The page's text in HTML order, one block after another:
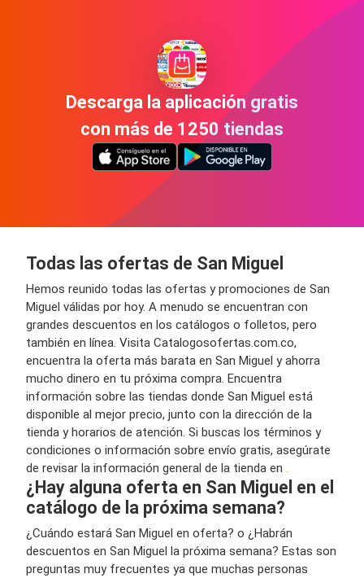
Descarga la aplicación gratis
con más de 1250 tiendas
Todas las ofertas de San Miguel
Hemos reunido todas las ofertas y promociones de San
Miguel válidas por hoy. A menudo se encuentran con
grandes descuentos en los catálogos o folletos, pero
también en línea. Visita Catalogosofertas.com.co,
encuentra la oferta más barata en San Miguel y ahorra
mucho dinero en tu próxima compra. Encuentra
información sobre las tiendas donde San Miguel está
disponible al mejor precio, junto con la dirección de la
tienda y horarios de atención. Si buscas los términos y
condiciones o información sobre envío gratis, asegúrate
de revisar la información general de la tienda en .
¿Hay alguna oferta en San Miguel en el
catálogo de la próxima semana?
¿Cuándo estará San Miguel en oferta? o ¿Habrán
descuentos en San Miguel la próxima semana? Estas son
preguntas muy frecuentes ya que muchas personas